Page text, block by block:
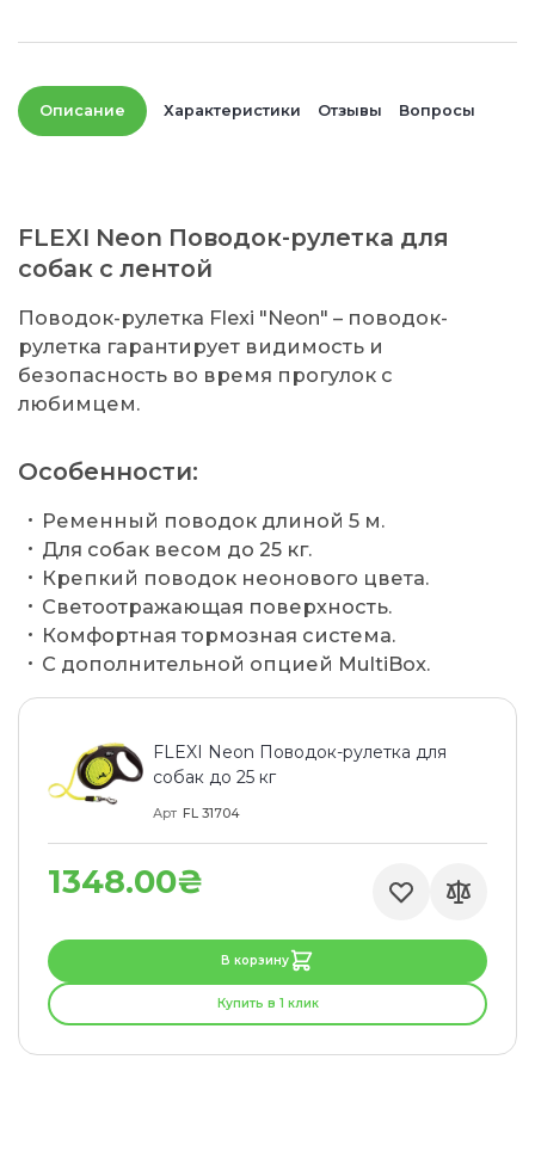
Описание Характеристики Отзывы Вопросы
FLEXI Neon Поводок-рулетка для
собак с лентой
Поводок-рулетка Flexi "Neon" – поводок-
рулетка гарантирует видимость и
безопасность во время прогулок с
любимцем.
Особенности:
Ременный поводок длиной 5 м.
Для собак весом до 25 кг.
Крепкий поводок неонового цвета.
Светоотражающая поверхность.
Комфортная тормозная система.
C дополнительной опцией MultiBox.
FLEXI Neon Поводок-рулетка для
собак до 25 кг
Арт FL 31704
1348.00₴
В корзину
Купить в 1 клик